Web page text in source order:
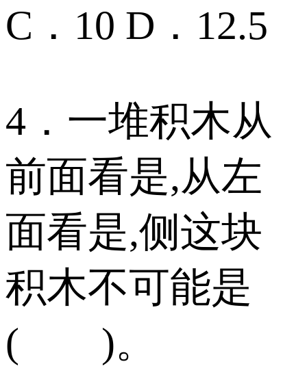
C．10 D．12.5
4．一堆积木从
前面看是,从左
面看是,侧这块
积木不可能是
( )。